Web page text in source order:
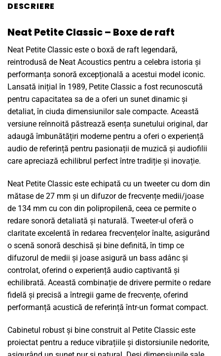
DESCRIERE
Neat Petite Classic – Boxe de raft
Neat Petite Classic este o boxă de raft legendară,
reintrodusă de Neat Acoustics pentru a celebra istoria și
performanța sonoră excepțională a acestui model iconic.
Lansată inițial în 1989, Petite Classic a fost recunoscută
pentru capacitatea sa de a oferi un sunet dinamic și
detaliat, în ciuda dimensiunilor sale compacte. Această
versiune reînnoită păstrează esența sunetului original, dar
adaugă îmbunătățiri moderne pentru a oferi o experiență
audio de referință pentru pasionații de muzică și audiofilii
care apreciază echilibrul perfect între tradiție și inovație.
Neat Petite Classic este echipată cu un tweeter cu dom din
mătase de 27 mm și un difuzor de frecvențe medii/joase
de 134 mm cu con din polipropilenă, ceea ce permite o
redare sonoră detaliată și naturală. Tweeter-ul oferă o
claritate excelentă în redarea frecvențelor înalte, asigurând
o scenă sonoră deschisă și bine definită, în timp ce
difuzorul de medii și joase asigură un bass adânc și
controlat, oferind o experiență audio captivantă și
echilibrată. Această combinație de drivere permite o redare
fidelă și precisă a întregii game de frecvențe, oferind
performanță acustică de referință într-un format compact.
Cabinetul robust și bine construit al Petite Classic este
proiectat pentru a reduce vibrațiile și distorsiunile nedorite,